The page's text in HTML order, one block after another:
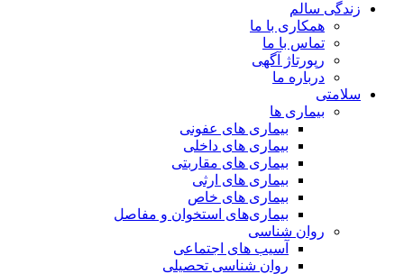
زندگی سالم
همکاری با ما
تماس با ما
رپورتاژ آگهی
درباره ما
سلامتی
بیماری ها
بیماری های عفونی
بیماری های داخلی
بیماری های مقاربتی
بیماری های ارثی
بیماری های خاص
بیماری‌های استخوان و مفاصل
روان شناسی
آسیب های اجتماعی
روان شناسی تحصیلی